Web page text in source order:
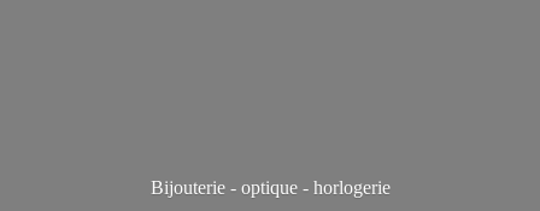
Bijouterie - optique - horlogerie